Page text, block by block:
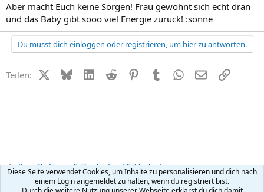
Aber macht Euch keine Sorgen! Frau gewöhnt sich echt dran
und das Baby gibt sooo viel Energie zurück! :sonne
Du musst dich einloggen oder registrieren, um hier zu antworten.
Teilen: X (Twitter)
BlueskyLinkedIn
Reddit PinterestTumblr WhatsApp
E-MailLink
Komplikationen, Frühgeburt und Fehlgeburt
Diese Seite verwendet Cookies, um Inhalte zu personalisieren und dich nach
einem Login angemeldet zu halten, wenn du registriert bist.